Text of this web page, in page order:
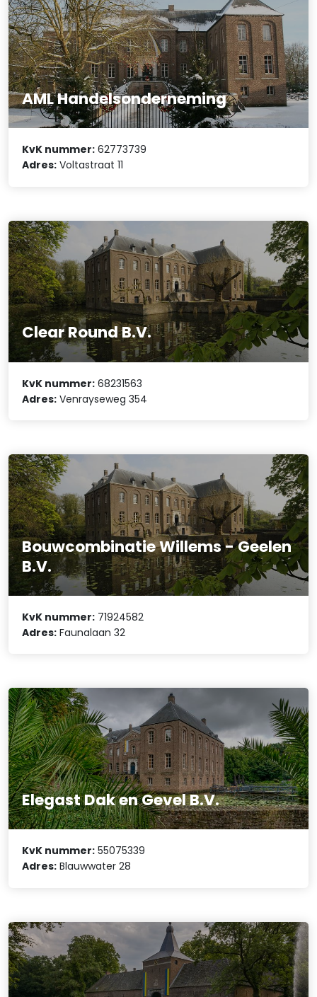
AML Handelsonderneming
KvK nummer: 62773739
Adres: Voltastraat 11
Clear Round B.V.
KvK nummer: 68231563
Adres: Venrayseweg 354
Bouwcombinatie Willems - Geelen
B.V.
KvK nummer: 71924582
Adres: Faunalaan 32
Elegast Dak en Gevel B.V.
KvK nummer: 55075339
Adres: Blauwwater 28